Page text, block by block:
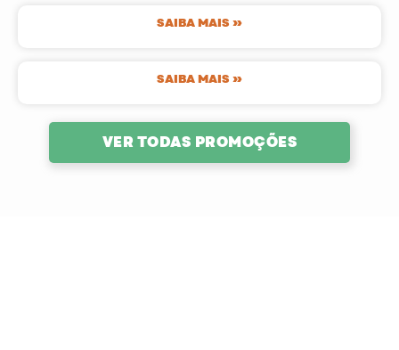
SAIBA MAIS »
SAIBA MAIS »
VER TODAS PROMOÇÕES